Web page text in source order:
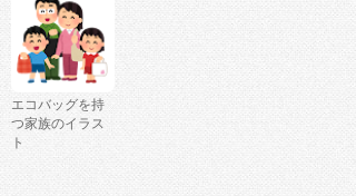
エコバッグを持
つ家族のイラス
ト